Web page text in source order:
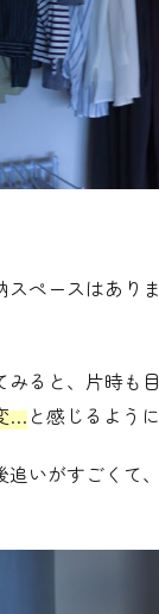
スペースはあり
みると、片時も
…と感じるように
いがすごくて